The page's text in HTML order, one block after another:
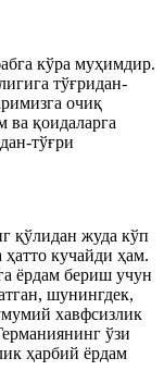
кўра муҳимдир.
тўғридан-
очиқ
ва қоидаларга
тўғри
қўлидан жуда кўп
кучайди ҳам.
ёрдам бериш учун
шунингдек,
хавфсизлик
ўзи
ҳарбий ёрдам